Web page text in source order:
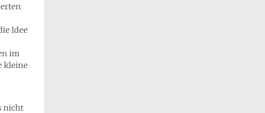
Idee
im
kleine
nicht